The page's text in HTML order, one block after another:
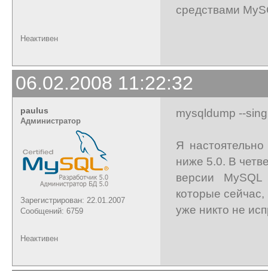
средствами
Неактивен
06.02.2008 11:22:32
paulus
Администратор
Зарегистрирован: 22.01.2007
Сообщений: 6759
mysqldump --
Я
ниже 5.0. В
версии
которые сейчас,
уже никто не
Неактивен